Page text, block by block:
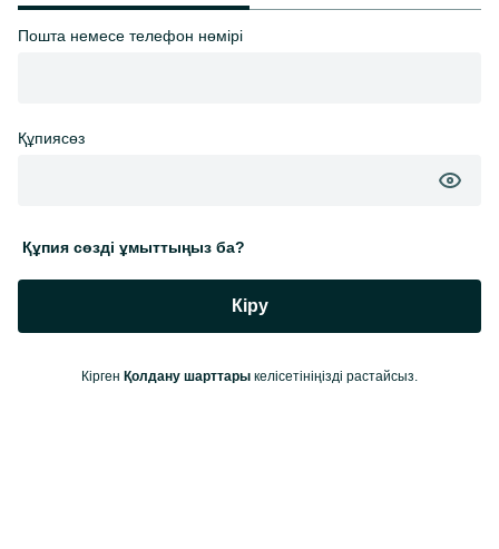
Пошта немесе телефон нөмірі
Құпиясөз
Құпия сөзді ұмыттыңыз ба?
Кіру
Кірген Қолдану шарттары келісетініңізді растайсыз.